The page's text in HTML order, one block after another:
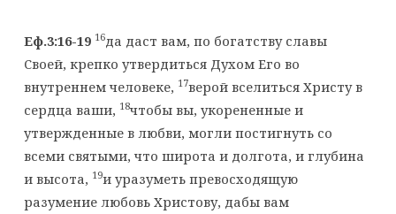
Еф.3:16-19 16да даст вам, по богатству славы
Своей, крепко утвердиться Духом Его во
внутреннем человеке, 17верой вселиться Христу в
сердца ваши, 18чтобы вы, укорененные и
утвержденные в любви, могли постигнуть со
всеми святыми, что широта и долгота, и глубина
и высота, 19и уразуметь превосходящую
разумение любовь Христову, дабы вам